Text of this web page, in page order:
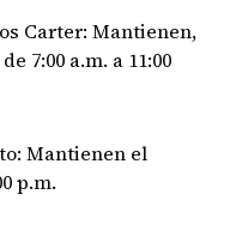
Carter: Mantienen,
7:00 a.m. a 11:00
Mantienen el
p.m.